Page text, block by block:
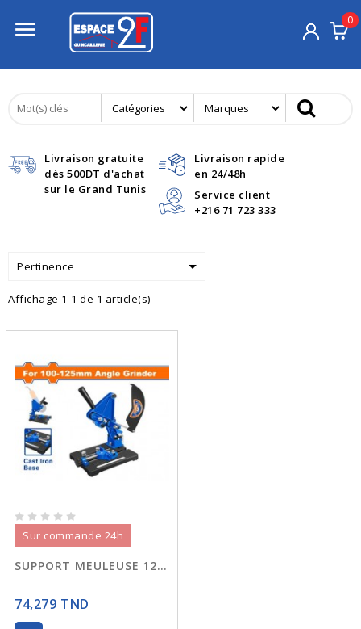
 0
Livraison gratuite
dès 500DT d'achat
sur le Grand Tunis
Livraison rapide
en 24/48h
Service client
+216 71 723 333
Pertinence 
Affichage 1-1 de 1 article(s)
Sur commande 24h
SUPPORT MEULEUSE 125 WASC1251
74,279 TND